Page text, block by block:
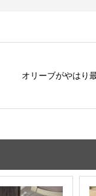
オリーブがやはり